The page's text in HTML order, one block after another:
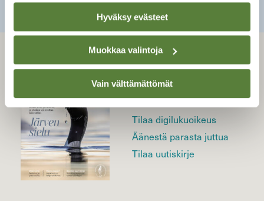
Hyväksy evästeet
Muokkaa valintoja
Vain välttämättömät
LEHTI
Uusin lehti
Tilaa Suomen Luonto
Tilaa digilukuoikeus
Äänestä parasta juttua
Tilaa uutiskirje